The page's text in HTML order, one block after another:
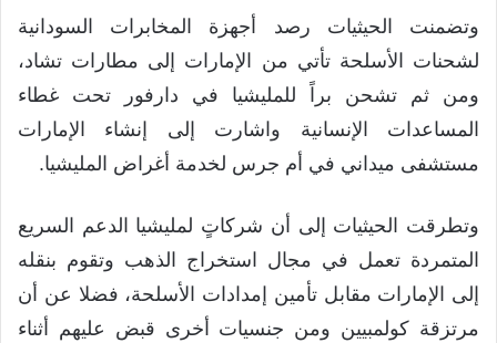
وتضمنت الحيثيات رصد أجهزة المخابرات السودانية
لشحنات الأسلحة تأتي من الإمارات إلى مطارات تشاد،
ومن ثم تشحن براً للمليشيا في دارفور تحت غطاء
المساعدات الإنسانية واشارت إلى إنشاء الإمارات
مستشفى ميداني في أم جرس لخدمة أغراض المليشيا.
وتطرقت الحيثيات إلى أن شركاتٍ لمليشيا الدعم السريع
المتمردة تعمل في مجال استخراج الذهب وتقوم بنقله
إلى الإمارات مقابل تأمين إمدادات الأسلحة، فضلا عن أن
مرتزقة كولمبيين ومن جنسيات أخرى قبض عليهم أثناء